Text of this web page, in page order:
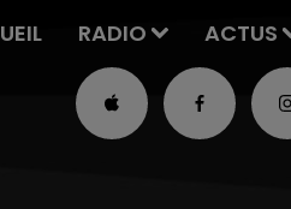
RADIO ACTUS